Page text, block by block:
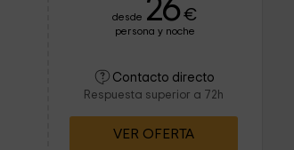
desde 26 €
persona y noche
Contacto directo
Respuesta superior a 72h
VER OFERTA